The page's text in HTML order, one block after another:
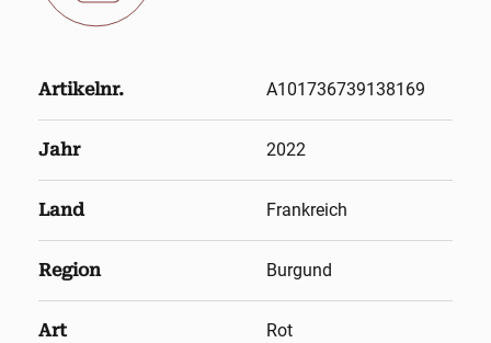
Artikelnr. A101736739138169
Jahr 2022
Land Frankreich
Region Burgund
Art Rot